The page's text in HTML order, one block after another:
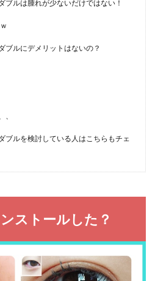
ブルは腫れが少ないだけではない！
ブルにデメリットはないの？
ブルを検討している人はこちらもチェ
ストールした？